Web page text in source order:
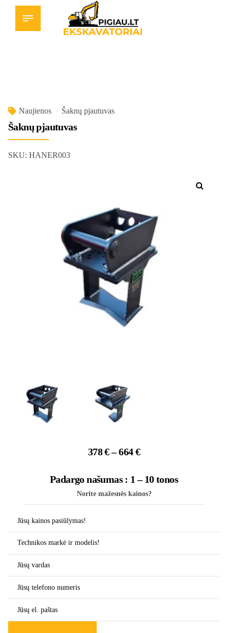
Naujienos Šaknų pjautuvas
Šaknų pjautuvas
SKU: HANER003
378€ – 664€Price
through
664 €
Padargo našumas : 1 – 10 tonos
Norite mažesnės kainos?